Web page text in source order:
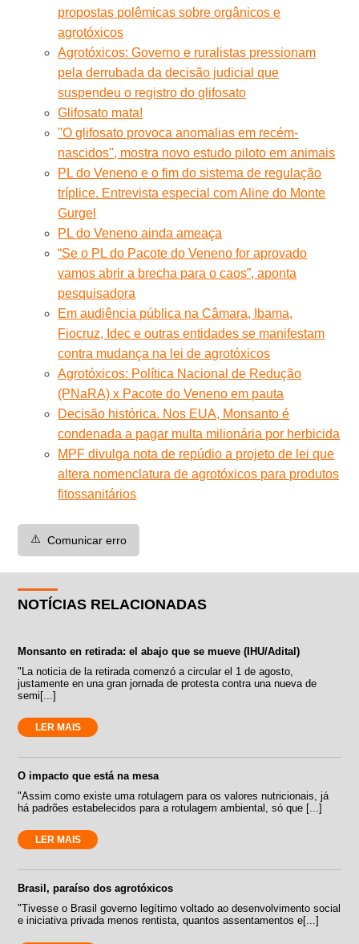
propostas polêmicas sobre orgânicos e
agrotóxicos
Agrotóxicos: Governo e ruralistas pressionam
pela derrubada da decisão judicial que
suspendeu o registro do glifosato
Glifosato mata!
''O glifosato provoca anomalias em recém-
nascidos'', mostra novo estudo piloto em animais
PL do Veneno e o fim do sistema de regulação
tríplice. Entrevista especial com Aline do Monte
Gurgel
PL do Veneno ainda ameaça
“Se o PL do Pacote do Veneno for aprovado
vamos abrir a brecha para o caos”, aponta
pesquisadora
Em audiência pública na Câmara, Ibama,
Fiocruz, Idec e outras entidades se manifestam
contra mudança na lei de agrotóxicos
Agrotóxicos: Política Nacional de Redução
(PNaRA) x Pacote do Veneno em pauta
Decisão histórica. Nos EUA, Monsanto é
condenada a pagar multa milionária por herbicida
MPF divulga nota de repúdio a projeto de lei que
altera nomenclatura de agrotóxicos para produtos
fitossanitários
⚠️ Comunicar erro
NOTÍCIAS RELACIONADAS
Monsanto en retirada: el abajo que se mueve (IHU/Adital)
"La noticia de la retirada comenzó a circular el 1 de agosto,
justamente en una gran jornada de protesta contra una nueva de
semi[...]
LER MAIS
O impacto que está na mesa
"Assim como existe uma rotulagem para os valores nutricionais, já
há padrões estabelecidos para a rotulagem ambiental, só que [...]
LER MAIS
Brasil, paraíso dos agrotóxicos
"Tivesse o Brasil governo legítimo voltado ao desenvolvimento social
e iniciativa privada menos rentista, quantos assentamentos e[...]